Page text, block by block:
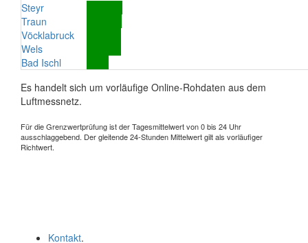
Steyr
Traun
Vöcklabruck
Wels
Bad Ischl
Es handelt sich um vorläufige Online-Rohdaten aus dem
Luftmessnetz.
Für die Grenzwertprüfung ist der Tagesmittelwert von 0 bis 24 Uhr
ausschlaggebend. Der gleitende 24-Stunden Mittelwert gilt als vorläufiger
Richtwert.
Kontakt.